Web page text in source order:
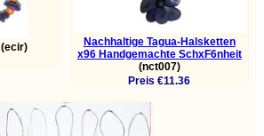
(ecir)
Nachhaltige Tagua-Halsketten
x96 Handgemachte SchxF6nheit
(nct007)
Preis €11.36